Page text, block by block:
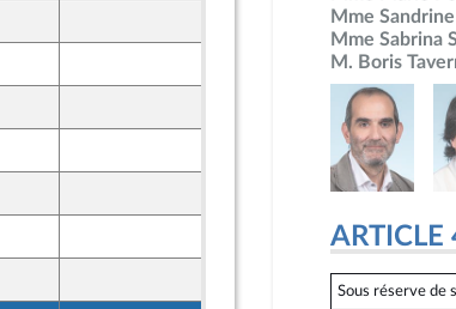
12 novembre 2024
12 novembre 2024
12 novembre 2024
12 novembre 2024
12 novembre 2024
12 novembre 2024
12 novembre 2024
Mme
Mme Sabrina
M. Boris
ARTICLE
Sous réserve de